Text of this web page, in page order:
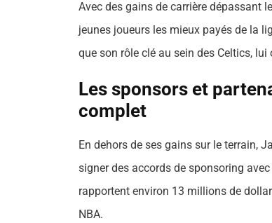
Avec des gains de carrière dépassant
jeunes joueurs les mieux payés de la
que son rôle clé au sein des Celtics,
Les sponsors et
complet
En dehors de ses gains sur le terrain,
signer des accords de sponsoring
rapportent environ 13 millions de
NBA.